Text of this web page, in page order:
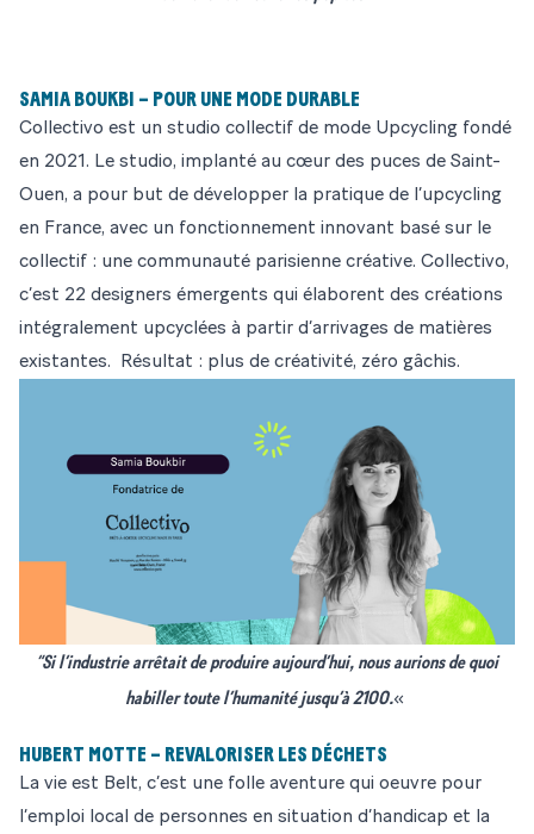
SAMIA BOUKBI – POUR UNE MODE DURABLE
Collectivo est un studio collectif de mode Upcycling fondé
en 2021. Le studio, implanté au cœur des puces de Saint-
Ouen, a pour but de développer la pratique de l’upcycling
en France, avec un fonctionnement innovant basé sur le
collectif : une communauté parisienne créative. Collectivo,
c’est 22 designers émergents qui élaborent des créations
intégralement upcyclées à partir d’arrivages de matières
existantes. Résultat : plus de créativité, zéro gâchis.
“Si l’industrie arrêtait de produire aujourd’hui, nous aurions de quoi
habiller toute l’humanité jusqu’à 2100.«
HUBERT MOTTE – REVALORISER LES DÉCHETS
La vie est Belt, c’est une folle aventure qui oeuvre pour
l’emploi local de personnes en situation d’handicap et la